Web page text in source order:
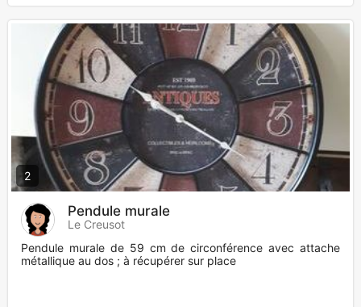
2
Pendule murale
Le Creusot
Pendule murale de 59 cm de circonférence avec attache
métallique au dos ; à récupérer sur place